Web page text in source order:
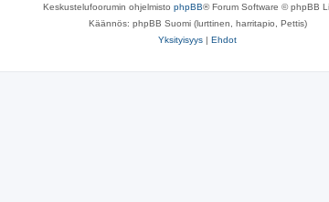
Keskustelufoorumin ohjelmisto phpBB® Forum Software © phpBB
Käännös: phpBB Suomi (lurttinen, harritapio, Pettis)
Yksityisyys | Ehdot